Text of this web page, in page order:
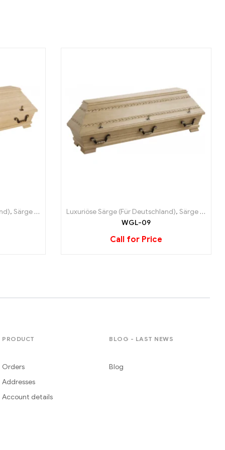
, Särge (Für Deutschland)
Luxuriöse Särge (Für Deutschland), Särge (Für Deutschland)
WGL-09
Call for Price
PRODUCT
Orders
Addresses
Account details
BLOG - LAST NEWS
Blog